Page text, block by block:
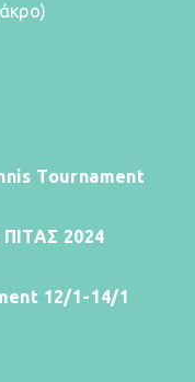
Tournament
2024
12/1-14/1